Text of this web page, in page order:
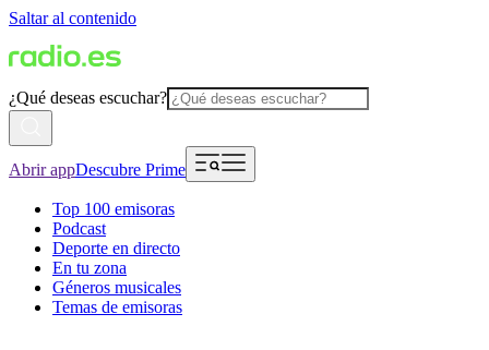
Saltar al contenido
¿Qué deseas escuchar?
Abrir appDescubre Prime
Top 100 emisoras
Podcast
Deporte en directo
En tu zona
Géneros musicales
Temas de emisoras